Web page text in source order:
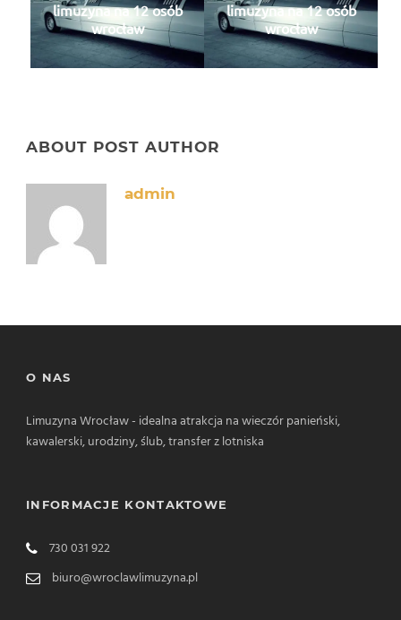
limuzyna na 12 osób
wrocław
limuzyna na 12 osób
wrocław
ABOUT POST AUTHOR
admin
O NAS
Limuzyna Wrocław - idealna atrakcja na wieczór panieński,
kawalerski, urodziny, ślub, transfer z lotniska
INFORMACJE KONTAKTOWE
730 031 922
biuro@wroclawlimuzyna.pl